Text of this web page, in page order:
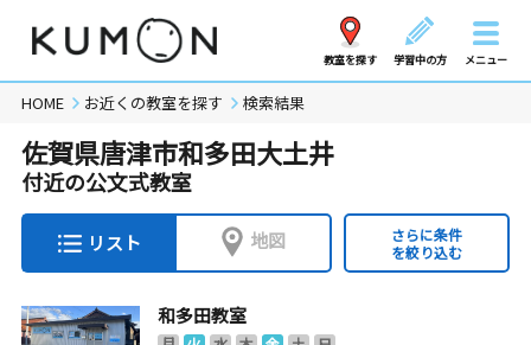
教室を探す 学習中の方 メニュー
HOME お近くの教室を探す 検索結果
佐賀県唐津市和多田大土井
付近の公文式教室
リスト 地図
さらに条件
を絞り込む
和多田教室